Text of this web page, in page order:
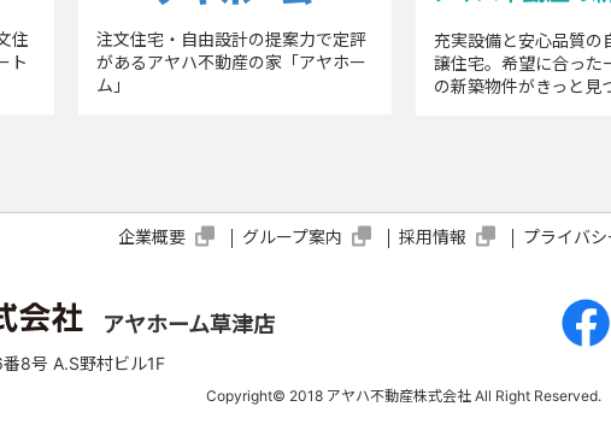
産情報、お名前、ご住所で、あらかじめお客様の同意を得た上
供されます。なお、お客様からのお申し出がありましたら、提供
契約の相手方となる者、その見込み客
不動産管理等に関する管理会社
法令等の規定に基づき、官公庁等より利用又は提供を求めら
当社の業務委託先会社に対して、お客様に明示した利用目的
する場合
住
ト
注文住宅・自由設計の提案力で定評
があるアヤハ不動産の家「アヤホー
ム」
充実設備と安心品質の
譲住宅。希望に合った
の新築物件がきっと見
企業概要 グループ案内 採用情報 プライバ
アヤホーム草津店
8号 A.S野村ビル1F
Copyright© 2018 アヤハ不動産株式会社 All Right Reserved.